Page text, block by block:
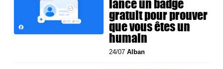
gratuit pour prouver
que vous êtes un
humain
24/07Alban